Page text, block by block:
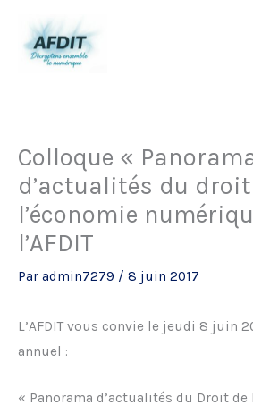
contenu
Colloque «
d’actualités du
l’économie
l’AFDIT
Par admin7279 / 8 juin 2017
L’AFDIT vous convie le jeudi 8 juin
annuel :
« Panorama d’actualités du Droit de